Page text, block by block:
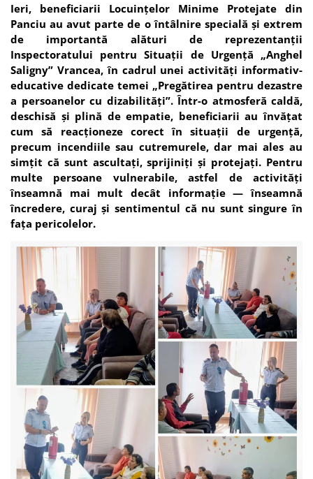
Ieri, beneficiarii Locuințelor Minime Protejate din
Panciu au avut parte de o întâlnire specială și extrem
de importantă alături de reprezentanții
Inspectoratului pentru Situații de Urgență „Anghel
Saligny” Vrancea, în cadrul unei activități informativ-
educative dedicate temei „Pregătirea pentru dezastre
a persoanelor cu dizabilități”. Într-o atmosferă caldă,
deschisă și plină de empatie, beneficiarii au învățat
cum să reacționeze corect în situații de urgență,
precum incendiile sau cutremurele, dar mai ales au
simțit că sunt ascultați, sprijiniți și protejați. Pentru
multe persoane vulnerabile, astfel de activități
înseamnă mai mult decât informație — înseamnă
încredere, curaj și sentimentul că nu sunt singure în
fața pericolelor.